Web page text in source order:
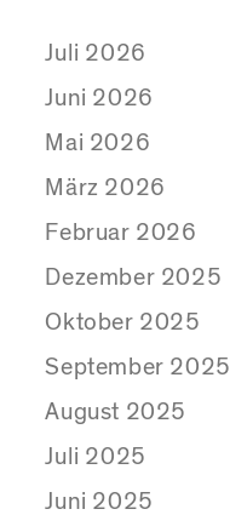
Juli 2026
Juni 2026
Mai 2026
März 2026
Februar 2026
Dezember 2025
Oktober 2025
September 2025
August 2025
Juli 2025
Juni 2025